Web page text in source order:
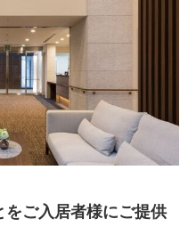
ご入居者様にご提供